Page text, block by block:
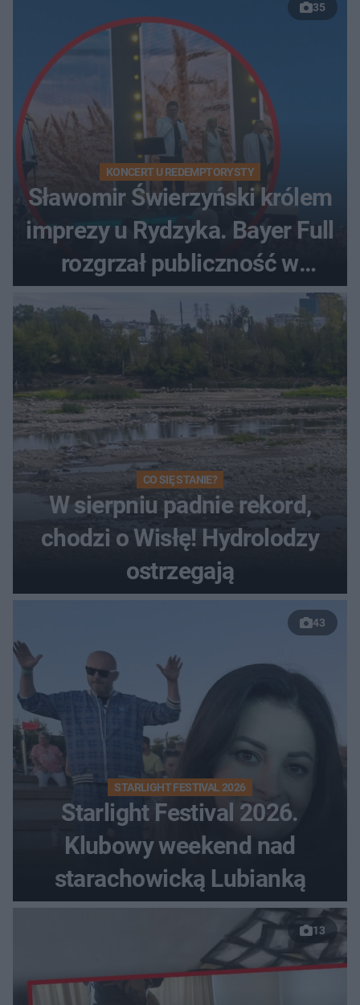
35
KONCERT U REDEMPTORYSTY
Sławomir Świerzyński królem
imprezy u Rydzyka. Bayer Full
rozgrzał publiczność w
Toruniu
CO SIĘ STANIE?
W sierpniu padnie rekord,
chodzi o Wisłę! Hydrolodzy
ostrzegają
43
STARLIGHT FESTIVAL 2026
Starlight Festival 2026.
Klubowy weekend nad
starachowicką Lubianką
13